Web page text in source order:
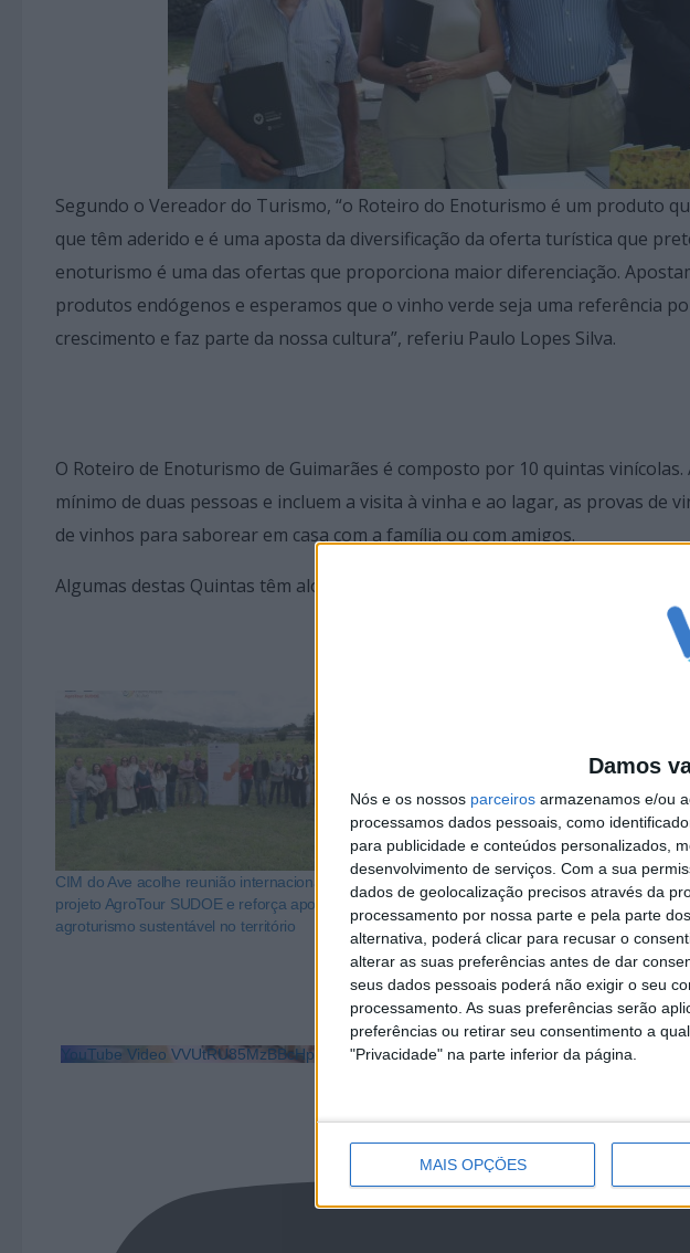
Damos
Nós e os nossos parceiros armazenamos e/ou
processamos dados pessoais, como
para publicidade e conteúdos personalizados,
desenvolvimento de serviços. Com a sua
dados de geolocalização precisos através da
processamento por nossa parte e pela parte
alternativa, poderá clicar para recusar o
alterar as suas preferências antes de dar
seus dados pessoais poderá não exigir o seu
processamento. As suas preferências serão
preferências ou retirar seu consentimento a
"Privacidade" na parte inferior da página.
MAIS OPÇÕES
Segundo o Vereador do Turismo, “o Roteiro do Enoturismo é um produto
que têm aderido e é uma aposta da diversificação da oferta turística que
enoturismo é uma das ofertas que proporciona maior diferenciação.
produtos endógenos e esperamos que o vinho verde seja uma referência
crescimento e faz parte da nossa cultura”, referiu Paulo Lopes Silva.
O Roteiro de Enoturismo de Guimarães é composto por 10 quintas
mínimo de duas pessoas e incluem a visita à vinha e ao lagar, as provas de
de vinhos para saborear em casa com a família ou com amigos.
Algumas destas Quintas têm alojamentos senhoriais e rurais, permitindo
CIM do Ave acolhe reunião internacional do
projeto AgroTour SUDOE e reforça aposta no
agroturismo sustentável no território
CIM do Ave | Amar o Minho leva a diversidade
de um território unido à BTL
YouTube Video VVUtRU85MzBBcHpOcU5BUnpKX0wyV1ZBLmNCa2l2ckl3RkxJ